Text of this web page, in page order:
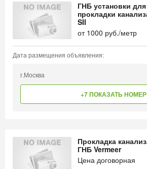
ГНБ установки
прокладки
SII
от 1000 руб./метр
Дата размещения объявления:
г.Москва
+7 ПОКАЗАТЬ НОМЕР
Прокладка
ГНБ Vermeer
Цена договорная